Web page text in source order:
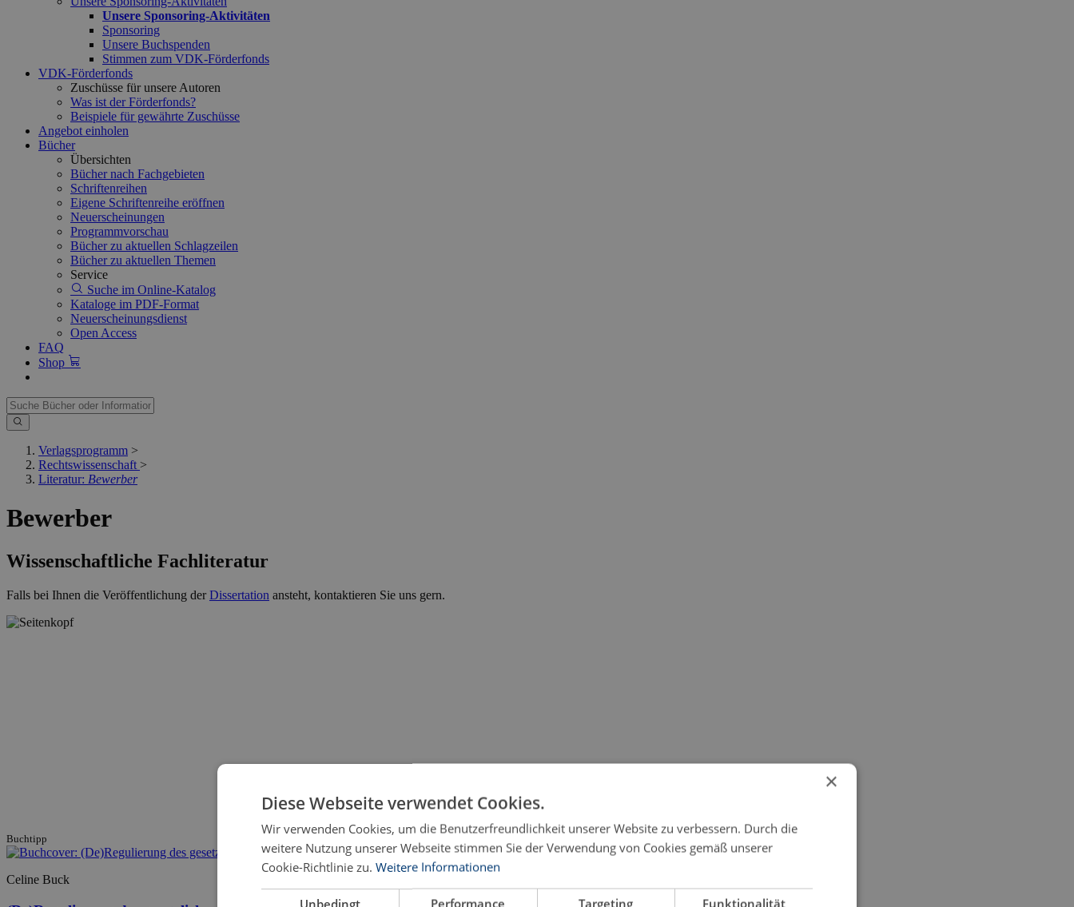
Unsere Sponsoring-Aktivitäten
Sponsoring
Unsere Buchspenden
Stimmen zum VDK-Förderfonds
VDK-Förderfonds
Zuschüsse für unsere Autoren
Was ist der Förderfonds?
Beispiele für gewährte Zuschüsse
Angebot einholen
Bücher
Übersichten
Bücher nach Fachgebieten
Schriftenreihen
Eigene Schriftenreihe eröffnen
Neuerscheinungen
Programmvorschau
Bücher zu aktuellen Schlagzeilen
Bücher zu aktuellen Themen
Service
Suche im Online-Katalog
Kataloge im PDF-Format
Neuerscheinungsdienst
Open Access
FAQ
Shop
Verlagsprogramm >
Rechtswissenschaft >
Literatur: Bewerber
Bewerber
Wissenschaftliche Fachliteratur
Falls bei Ihnen die Veröffentlichung derDissertation ansteht, kontaktieren Sie uns gern.
Buchtipp
Celine Buck
×
Diese Webseite verwendet Cookies.
Wir verwenden Cookies, um die Benutzerfreundlichkeit unserer Website zu verbessern. Durch die
weitere Nutzung unserer Webseite stimmen Sie der Verwendung von Cookies gemäß unserer
Cookie-Richtlinie zu. Weitere Informationen
Unbedingt
Performance Targeting Funktionalität